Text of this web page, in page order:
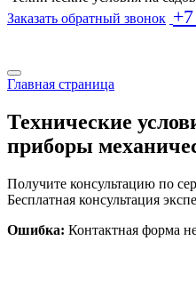
Заказать обратный звонок
Главная страница
Технические
приборы
Получите консультацию по
Бесплатная консультация
Ошибка: Контактная форма